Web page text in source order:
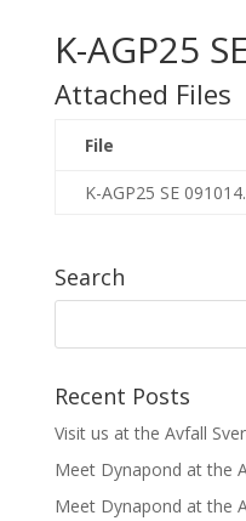
K-AGP25
Attached Files
File
K-AGP25 SE
Search
Recent Posts
Visit us at the Avfall
Meet Dynapond at the
Meet Dynapond at the